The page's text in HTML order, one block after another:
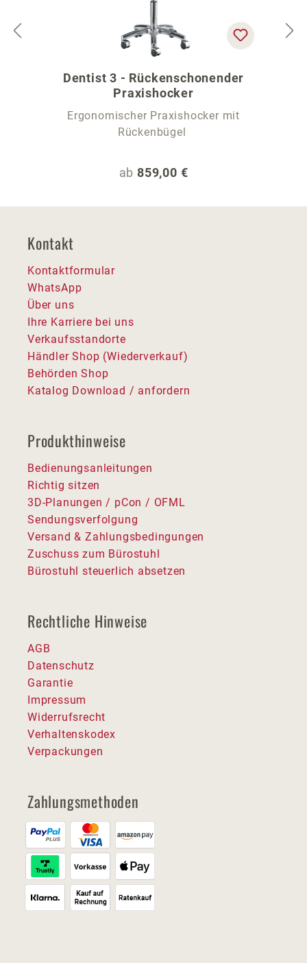
Dentist 3 - Rückenschonender
Praxishocker
Ergonomischer Praxishocker mit
Rückenbügel
Regulärer Preis:
ab 859,00 €
Kontakt
Kontaktformular
WhatsApp
Über uns
Ihre Karriere bei uns
Verkaufsstandorte
Händler Shop (Wiederverkauf)
Behörden Shop
Katalog Download / anfordern
Produkthinweise
Bedienungsanleitungen
Richtig sitzen
3D-Planungen / pCon / OFML
Sendungsverfolgung
Versand & Zahlungsbedingungen
Zuschuss zum Bürostuhl
Bürostuhl steuerlich absetzen
Rechtliche Hinweise
AGB
Datenschutz
Garantie
Impressum
Widerrufsrecht
Verhaltenskodex
Verpackungen
Zahlungsmethoden